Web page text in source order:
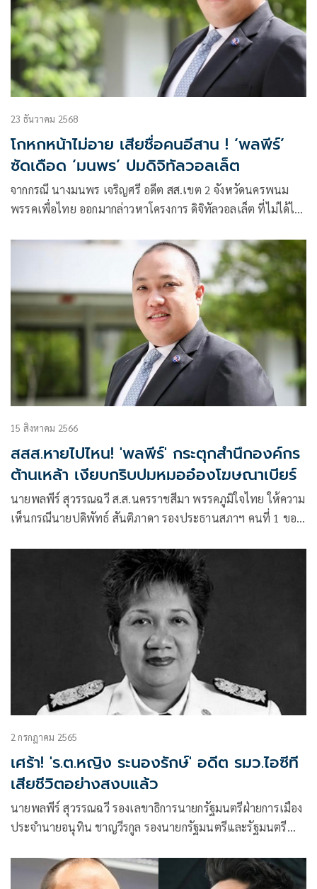
23 ธันวาคม 2568
โกหกหน้าไม่อาย เสียชื่อคนอีสาน ! ‘พลพีร์’
ซัดเดือด ‘มนพร’ ปมดิจิทัลวอลเล็ต
จากกรณี นางมนพร เจริญศรี อดีต สส.เขต 2 จังหวัดนครพนม
พรรคเพื่อไทย ออกมากล่าวหาโครงการ ดิจิทัลวอลเล็ต ที่ไม่ได้ไป
15 สิงหาคม 2566
สสส.หายไปไหน! 'พลพีร์' กระตุกสำนึกองค์กร
ต้านเหล้า เงียบกริบปมหมออ๋องโฆษณาเบียร์
นายพลพีร์ สุวรรณฉวี ส.ส.นครราชสีมา พรรคภูมิใจไทย ให้ความ
เห็นกรณีนายปดิพัทธ์ สันติภาดา รองประธานสภาฯ คนที่ 1 ของ
หนึ่งเผยแพร่ทางเฟซบุ๊กส่วนตัว ระบุว่า
2 กรกฎาคม 2565
เศร้า! 'ร.ต.หญิง ระนองรักษ์' อดีต รมว.ไอซีที
เสียชีวิตอย่างสงบแล้ว
นายพลพีร์ สุวรรณฉวี รองเลขาธิการนายกรัฐมนตรีฝ่ายการเมือง
ประจำนายอนุทิน ชาญวีรกูล รองนายกรัฐมนตรีและรัฐมนตรี
ตรีหญิง ระนองรักษ์ สุวรรณฉวี